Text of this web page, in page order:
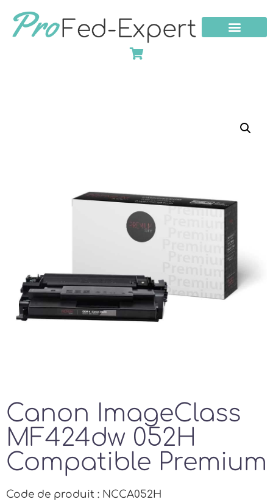
Canon ImageClass
MF424dw 052H
Compatible Premium
Code de produit : NCCA052H